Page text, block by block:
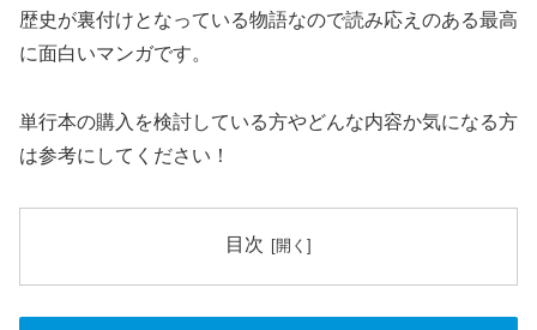
歴史が裏付けとなっている物語なので読み応えのある最高
に面白いマンガです。
単行本の購入を検討している方やどんな内容か気になる方
は参考にしてください！
目次